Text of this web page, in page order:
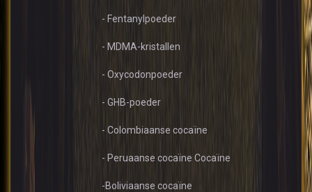
- Fentanylpoeder
- MDMA-kristallen
- Oxycodonpoeder
- GHB-poeder
- Colombiaanse cocaïne
- Peruaanse cocaïne Cocaïne
-Boliviaanse cocaïne